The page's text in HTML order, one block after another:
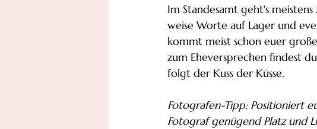
Im Standesamt geht's
weise Worte auf Lager und
kommt meist schon euer
zum Eheversprechen findest du
folgt der Kuss der Küsse.
Fotografen-Tipp: Positioniert
Fotograf genügend Platz und